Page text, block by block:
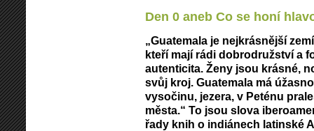
Den 0 aneb Co se honí
„Guatemala je nejkrásnější
kteří mají rádi dobrodružství a
autenticita. Ženy jsou krásné,
svůj kroj. Guatemala má
vysočinu, jezera, v Peténu
města.“ To jsou slova
řady knih o indiánech latinské